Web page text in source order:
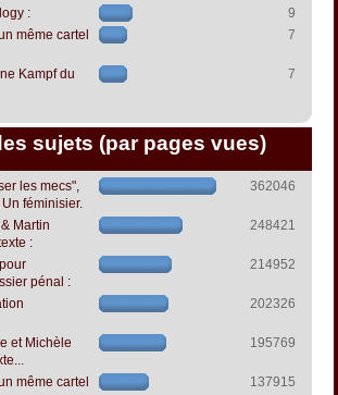
:
9
même cartel
7
Kampf du
7
sujets (par pages vues)
les mecs",
féminisier.
362046
Martin
:
248421
pénal :
214952
202326
et Michèle
195769
même cartel
137915